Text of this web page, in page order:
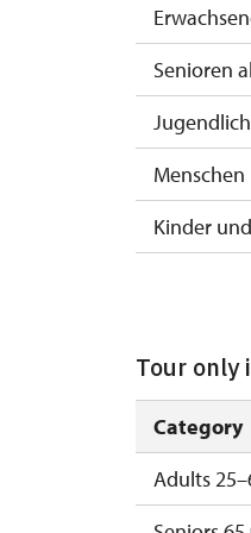
Průvodce
Karta
Průkaz
Celoroční
Senioren
Kinder
Reiseleiter
Mitglieder
Tour only
Category
Adults